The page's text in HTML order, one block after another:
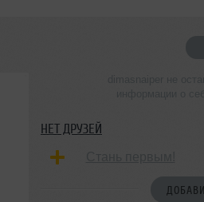
НЕТ ДРУЗЕЙ